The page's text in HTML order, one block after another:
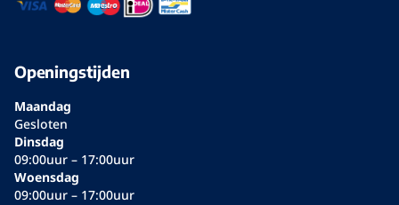
Openingstijden
Maandag
Gesloten
Dinsdag
09:00uur – 17:00uur
Woensdag
09:00uur – 17:00uur